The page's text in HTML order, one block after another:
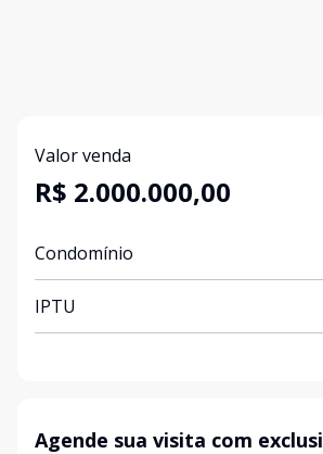
Valor venda
R$ 2.000.000,00
Condomínio
IPTU
Agende sua visita com